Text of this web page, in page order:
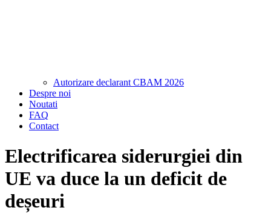
Autorizare declarant CBAM 2026
Despre noi
Noutati
FAQ
Contact
Electrificarea siderurgiei din
UE va duce la un deficit de
deșeuri